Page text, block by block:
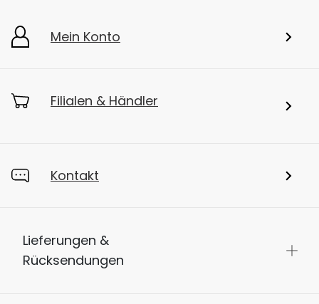
Mein Konto
Filialen & Händler
Kontakt
Lieferungen &
Rücksendungen